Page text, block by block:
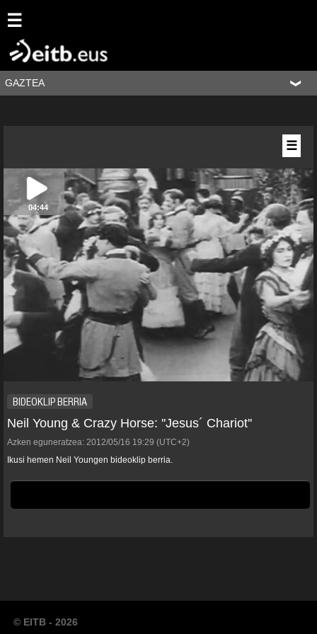
☰
GAZTEA
04:44
BIDEOKLIP BERRIA
Neil Young & Crazy Horse: ''Jesus´ Chariot''
Azken eguneratzea: 2012/05/16 19:29 (UTC+2)
Ikusi hemen Neil Youngen bideoklip berria.
☰
© EITB - 2026